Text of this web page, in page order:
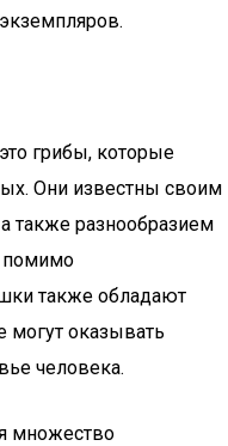
грибы, которые
Они известны своим
также разнообразием
помимо
также обладают
могут оказывать
человека.
множество